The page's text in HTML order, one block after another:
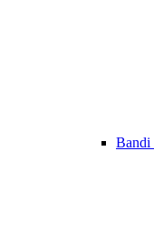
Bandi